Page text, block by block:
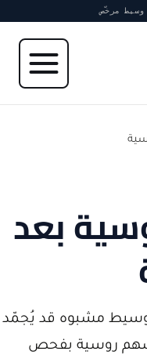
مرخّص
بعد
وسيط مشبوه قد يُجمّد
روسية بفحص